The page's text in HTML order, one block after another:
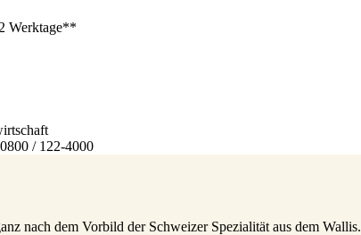
Werktage**
/ 122-4000
nach dem Vorbild der Schweizer Spezialität aus dem Wallis.